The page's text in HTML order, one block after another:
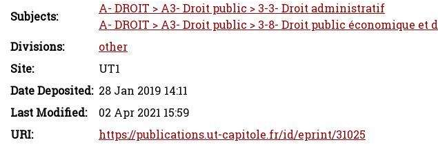
Subjects:
A- DROIT > A3- Droit public > 3-3- Droit administratif
A- DROIT > A3- Droit public > 3-8- Droit public économique et
Divisions:
other
Site:
UT1
Date Deposited: 28 Jan 2019 14:11
Last Modified:
02 Apr 2021 15:59
URI:
https://publications.ut-capitole.fr/id/eprint/31025